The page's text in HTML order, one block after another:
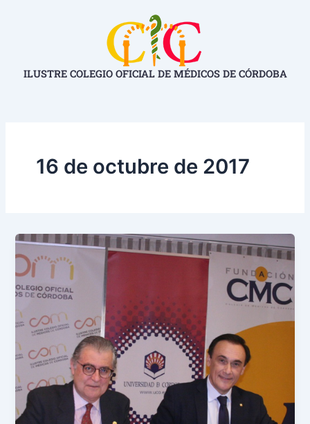
ILUSTRE COLEGIO OFICIAL DE MÉDICOS DE CÓRDOBA
16 de octubre de 2017